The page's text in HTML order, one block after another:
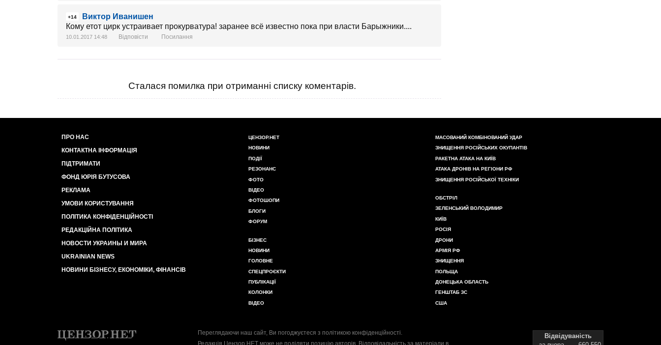
+14
Виктор Иванишен
Кому етот цирк устраивает прокурватура! заранее всё известно пока при власти Барыжники....
10.01.2017 14:48 Відповісти Посилання
Сталася помилка при отриманні списку коментарів.
ПРО НАС
КОНТАКТНА ІНФОРМАЦІЯ
ПІДТРИМАТИ
ФОНД ЮРІЯ БУТУСОВА
РЕКЛАМА
УМОВИ КОРИСТУВАННЯ
ПОЛІТИКА КОНФІДЕНЦІЙНОСТІ
РЕДАКЦІЙНА ПОЛІТИКА
НОВОСТИ УКРАИНЫ И МИРА
UKRAINIAN NEWS
НОВИНИ БІЗНЕСУ, ЕКОНОМІКИ, ФІНАНСІВ
ЦЕНЗОР.НЕТ
НОВИНИ
ПОДІЇ
РЕЗОНАНС
ФОТО
ВІДЕО
ФОТОШОПИ
БЛОГИ
ФОРУМ
БІЗНЕС
НОВИНИ
ГОЛОВНЕ
СПЕЦПРОЄКТИ
ПУБЛІКАЦІЇ
КОЛОНКИ
ВІДЕО
МАСОВАНИЙ КОМБІНОВАНИЙ УДАР
ЗНИЩЕННЯ РОСІЙСЬКИХ ОКУПАНТІВ
РАКЕТНА АТАКА НА КИЇВ
АТАКА ДРОНІВ НА РЕГІОНИ РФ
ЗНИЩЕННЯ РОСІЙСЬКОЇ ТЕХНІКИ
ОБСТРІЛ
ЗЕЛЕНСЬКИЙ ВОЛОДИМИР
КИЇВ
РОСІЯ
ДРОНИ
АРМІЯ РФ
ЗНИЩЕННЯ
ПОЛЬЩА
ДОНЕЦЬКА ОБЛАСТЬ
ГЕНШТАБ ЗС
США
Переглядаючи наш сайт, Ви погоджуєтеся з політикою конфіденційності.
Відвідуваність